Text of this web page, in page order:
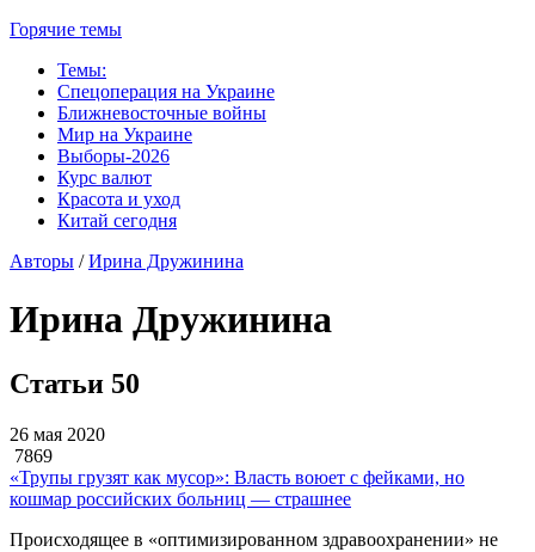
Горячие темы
Темы:
Спецоперация на Украине
Ближневосточные войны
Мир на Украине
Выборы-2026
Курс валют
Красота и уход
Китай сегодня
Авторы /Ирина Дружинина
Ирина Дружинина
Статьи 50
26 мая 2020
7869
«Трупы грузят как мусор»: Власть воюет с фейками, но
кошмар российских больниц — страшнее
Происходящее в «оптимизированном здравоохранении» не